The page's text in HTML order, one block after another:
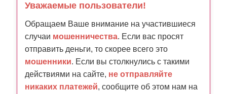
Уважаемые пользователи!
Обращаем Ваше внимание на участившиеся
случаи мошенничества. Если вас просят
отправить деньги, то скорее всего это
мошенники. Если вы столкнулись с такими
действиями на сайте, не отправляйте
никаких платежей, сообщите об этом нам на